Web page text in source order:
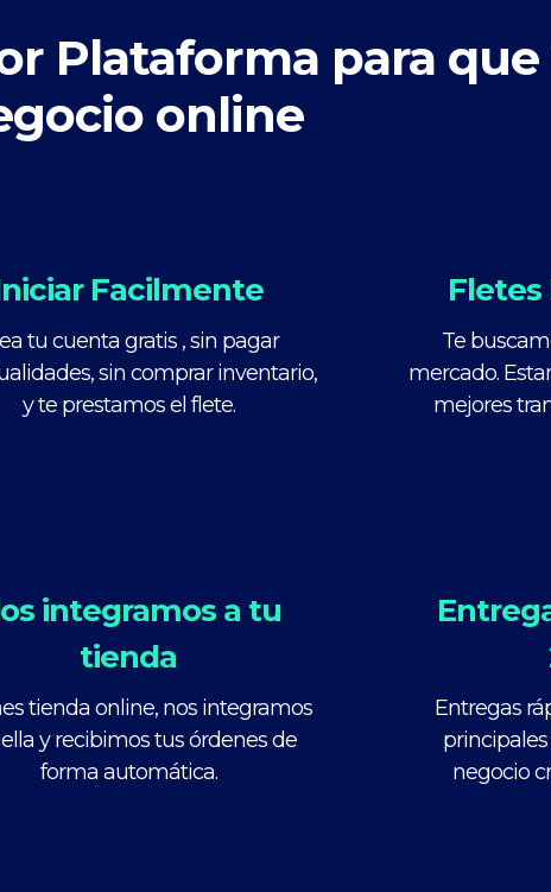
Plataforma para
online
Facilmente
tu cuenta gratis , sin pagar
sin comprar inventario,
y te prestamos el flete.
Fletes
Te
mercado.
mejores
integramos a tu
tienda
tienda online, nos integramos
y recibimos tus órdenes de
forma automática.
Entregas
negocio